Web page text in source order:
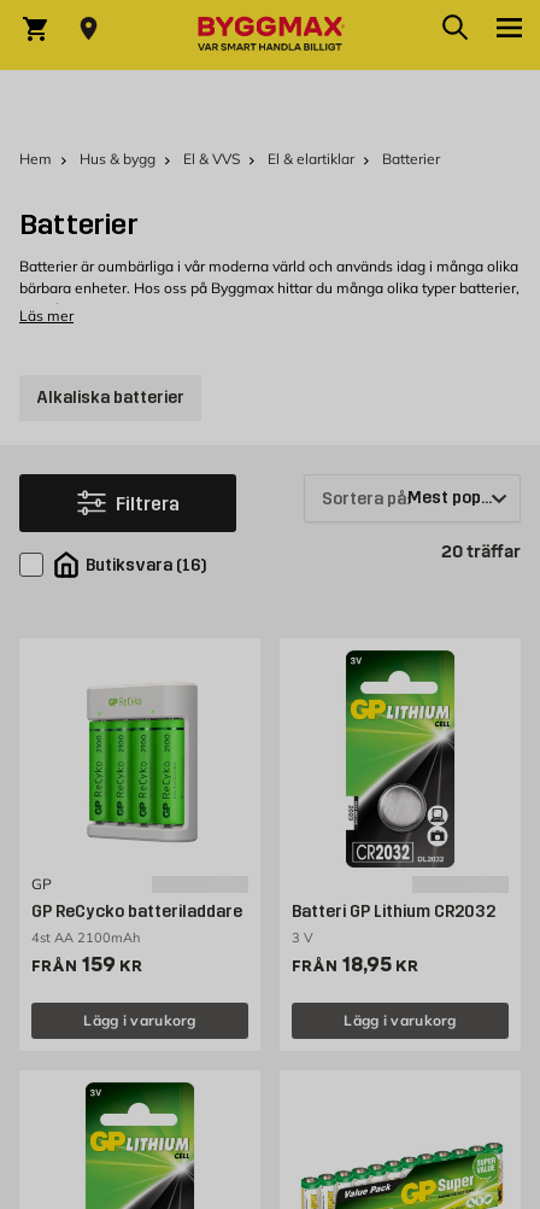
Varukorg Sök
Hem Hus & bygg El & VVS El & elartiklar Batterier
Batterier
Batterier är oumbärliga i vår moderna värld och används idag i många olika
bärbara enheter. Hos oss på Byggmax hittar du många olika typer batterier,
allt från de vanligaste AA och AAA batterier till lite större C och D batterier.
Välkommen att kolla in vårt sortiment av batterier som du kan köpa
Läs mer
Alkaliska batterier
Filtrera
Butiksvara (16)
Sortera på:
20träffar
GP
GP ReCycko batteriladdare
4st AA 2100mAh
FRÅN Pris 159 kr
159 KR
Lägg i varukorg
Batteri GP Lithium CR2032
3 V
FRÅN Pris 18.95 kr
18,95 KR
Lägg i varukorg